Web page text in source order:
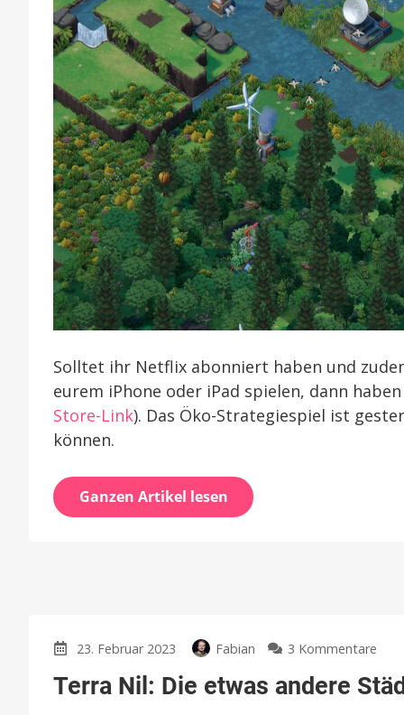
Solltet ihr Netflix abonniert haben und
eurem iPhone oder iPad spielen, dann
Store-Link). Das Öko-Strategiespiel ist
können.
Ganzen Artikel lesen
23. Februar 2023 Fabian 3 Kommentare
Nil:
Terra Nil: Die etwas andere